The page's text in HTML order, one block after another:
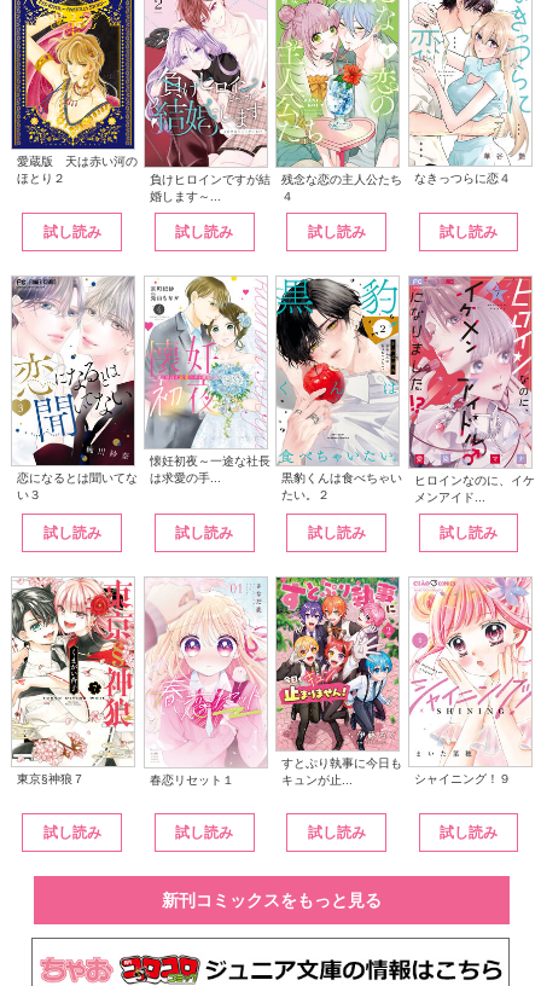
愛蔵版 天は赤い河の
ほとり２
試し読み
負けヒロインですが結
婚します～...
試し読み
残念な恋の主人公たち
４
試し読み
なきっつらに恋４
試し読み
恋になるとは聞いてな
い３
試し読み
懐妊初夜～一途な社長
は求愛の手...
試し読み
黒豹くんは食べちゃい
たい。２
試し読み
ヒロインなのに、イケ
メンアイド...
試し読み
東京§神狼７
試し読み
春恋リセット１
試し読み
すとぷり執事に今日も
キュンが止...
試し読み
シャイニング！９
試し読み
新刊コミックスをもっと見る